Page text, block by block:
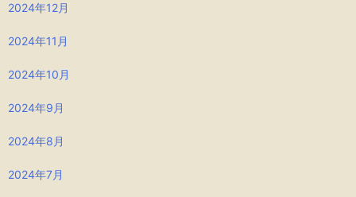
2024年12月
2024年11月
2024年10月
2024年9月
2024年8月
2024年7月